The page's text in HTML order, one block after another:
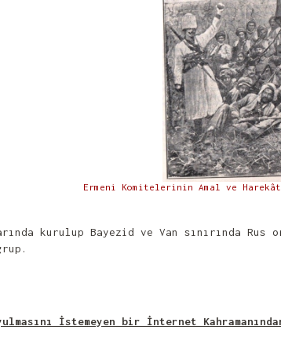
Ermeni Komitelerinin Amal ve
kurulup Bayezid ve Van sınırında Rus
İstemeyen bir İnternet